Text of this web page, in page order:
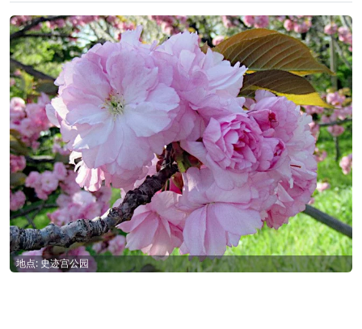
地点: 史迹宫公园